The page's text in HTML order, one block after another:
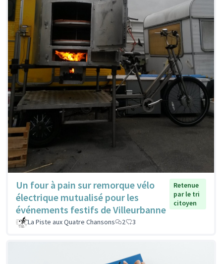
Un four à pain sur remorque vélo
électrique mutualisé pour les
événements festifs de Villeurbanne
Retenue
par le tri
citoyen
La Piste aux Quatre Chansons 2 3